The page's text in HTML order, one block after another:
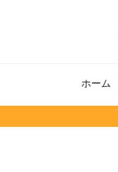
ホーム